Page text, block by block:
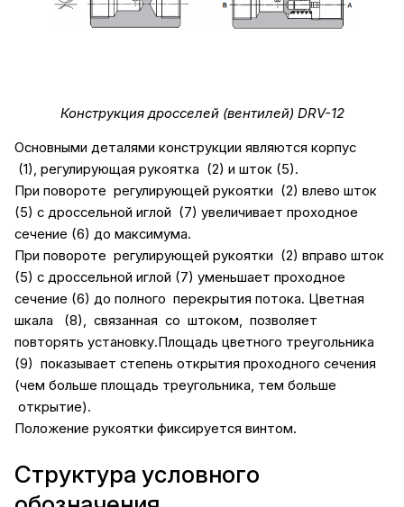
Конструкция дросселей (вентилей) DRV-12
Основными деталями конструкции являются корпус
(1), регулирующая рукоятка (2) и шток (5).
При повороте регулирующей рукоятки (2) влево шток
(5) с дроссельной иглой (7) увеличивает проходное
сечение (6) до максимума.
При повороте регулирующей рукоятки (2) вправо шток
(5) с дроссельной иглой (7) уменьшает проходное
сечение (6) до полного перекрытия потока. Цветная
шкала (8), связанная со штоком, позволяет
повторять установку.Площадь цветного треугольника
(9) показывает степень открытия проходного сечения
(чем больше площадь треугольника, тем больше
открытие).
Положение рукоятки фиксируется винтом.
Структура условного